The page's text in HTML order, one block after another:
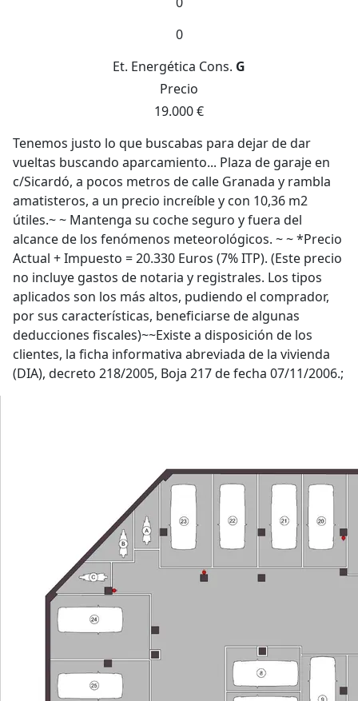
0
Et. Energética Cons. G
Precio
19.000 €
Tenemos justo lo que buscabas para dejar de dar
vueltas buscando aparcamiento... Plaza de garaje en
c/Sicardó, a pocos metros de calle Granada y rambla
amatisteros, a un precio increíble y con 10,36 m2
útiles.~ ~ Mantenga su coche seguro y fuera del
alcance de los fenómenos meteorológicos. ~ ~ *Precio
Actual + Impuesto = 20.330 Euros (7% ITP). (Este precio
no incluye gastos de notaria y registrales. Los tipos
aplicados son los más altos, pudiendo el comprador,
por sus características, beneficiarse de algunas
deducciones fiscales)~~Existe a disposición de los
clientes, la ficha informativa abreviada de la vivienda
(DIA), decreto 218/2005, Boja 217 de fecha 07/11/2006.;